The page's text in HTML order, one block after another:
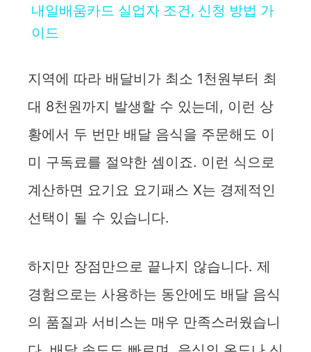
y
V
i
d
o
내일배움카드 실업자 조건, 신청 방법 가
이드
지역에 따라 배달비가 최소 1천원부터 최
대 8천원까지 발생할 수 있는데, 이런 상
황에서 두 번만 배달 음식을 주문해도 이
미 구독료를 절약한 셈이죠. 이런 식으로
계산하면 요기요 요기패스 X는 경제적인
선택이 될 수 있습니다.
하지만 장점만으로 끝나지 않습니다. 제
경험으로는 사용하는 동안에도 배달 음식
의 품질과 서비스는 매우 만족스러웠습니